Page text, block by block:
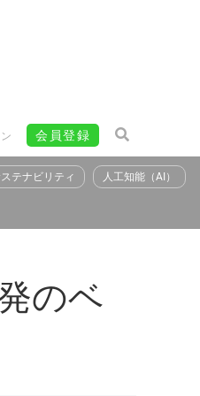
会員登録
テナビリティ 人工知能（AI）
のベ